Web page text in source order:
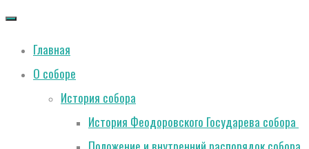
Главная
О соборе
История собора
История Феодоровского Государева собора